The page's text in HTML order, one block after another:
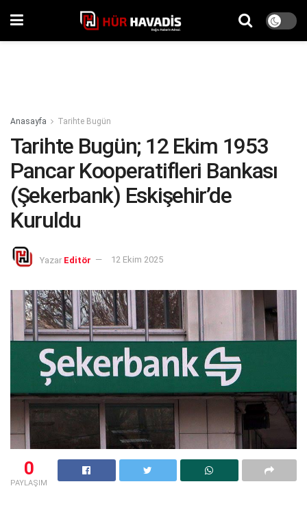
Anasayfa Tarihte Bugün
Tarihte Bugün; 12 Ekim 1953
Pancar Kooperatifleri Bankası
(Şekerbank) Eskişehir’de
Kuruldu
Yazar Editör 12 Ekim 2025
0
PAYLAŞIM